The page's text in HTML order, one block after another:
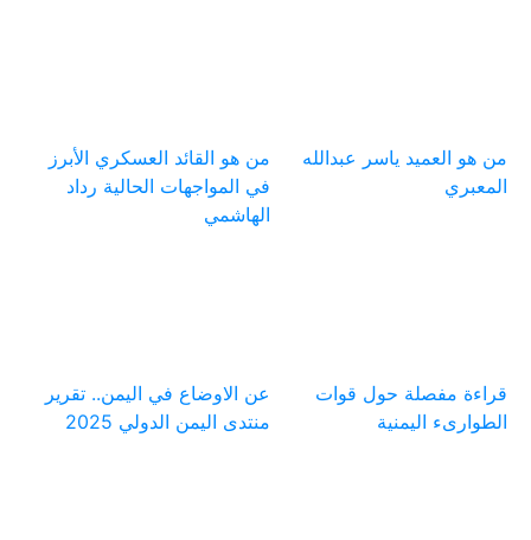
من هو العميد ياسر عبدالله
المعبري
من هو القائد العسكري الأبرز
في المواجهات الحالية رداد
الهاشمي
قراءة مفصلة حول قوات
الطوارىء اليمنية
عن الاوضاع في اليمن.. تقرير
منتدى اليمن الدولي 2025